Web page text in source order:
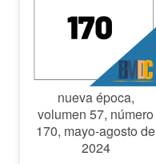
nueva época,
volumen 57, número
170, mayo-agosto de
2024